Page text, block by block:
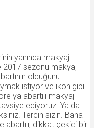
yanında makyaj
2017 sezonu makyaj
olduğunu
istiyor ve ikon gibi
ya abartılı makyaj
tavsiye ediyoruz. Ya da
Tercih sizin. Bana
abartılı, dikkat çekici bir